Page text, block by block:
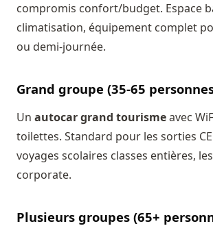
compromis confort/budget. Espace
climatisation, équipement complet
ou demi-journée.
Grand groupe (35-65
Un autocar grand tourismeavec
toilettes. Standard pour les sorties
voyages scolaires classes entières,
corporate.
Plusieurs groupes (65+